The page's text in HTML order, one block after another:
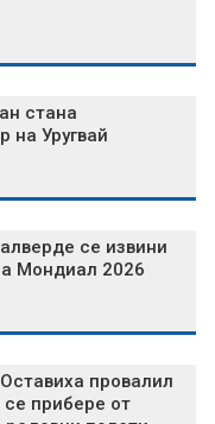
стана
на Уругвай
се извини
Мондиал 2026
провалил
прибере от